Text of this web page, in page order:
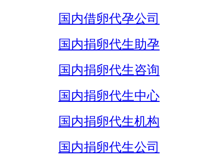
国内借卵代孕公司
国内捐卵代生助孕
国内捐卵代生咨询
国内捐卵代生中心
国内捐卵代生机构
国内捐卵代生公司